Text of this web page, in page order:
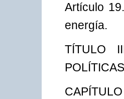
Artículo
energía.
TÍTULO